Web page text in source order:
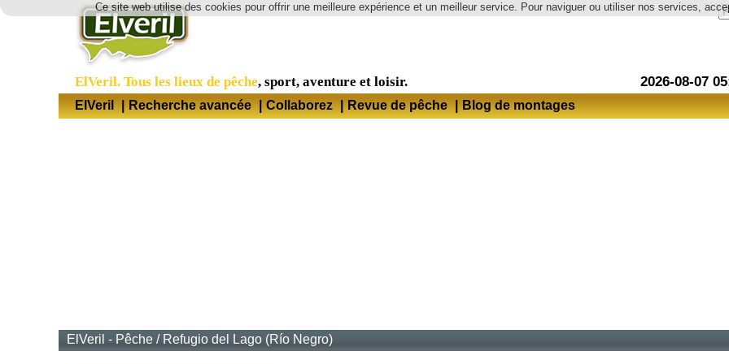
Ce site web utilise des cookies pour offrir une meilleure expérience et un meilleur service. Pour naviguer ou utiliser nos services,
Langue
2026-08-07
ElVeril. Tous les lieux de pêche, sport, aventure et loisir.
ElVeril | Recherche avancée | Collaborez | Revue de pêche | Blog de montages
ElVeril - Pêche / Refugio del Lago (Río Negro)